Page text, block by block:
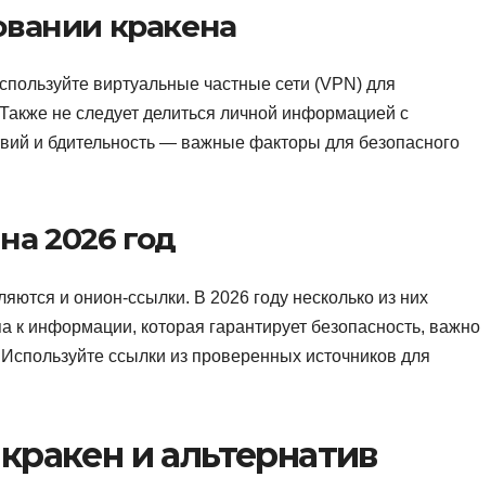
кракена
виртуальные частные сети (VPN) для
не следует делиться личной информацией с
и бдительность — важные факторы для безопасного
2026 год
и онион-ссылки. В 2026 году несколько из них
информации, которая гарантирует безопасность, важно
ссылки из проверенных источников для
и альтернатив